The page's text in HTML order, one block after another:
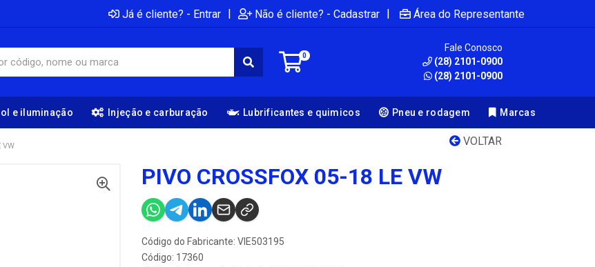
Já é cliente? - Entrar | Não é cliente? - Cadastrar | Área do Representante
0
Fale Conosco
(28) 2101-0900
(28) 2101-0900
e iluminação Injeção e carburação Lubrificantes e quimicos Pneu e rodagem Marcas
VOLTAR
VW
PIVO CROSSFOX 05-18 LE VW
Código do Fabricante: VIE503195
Código: 17360